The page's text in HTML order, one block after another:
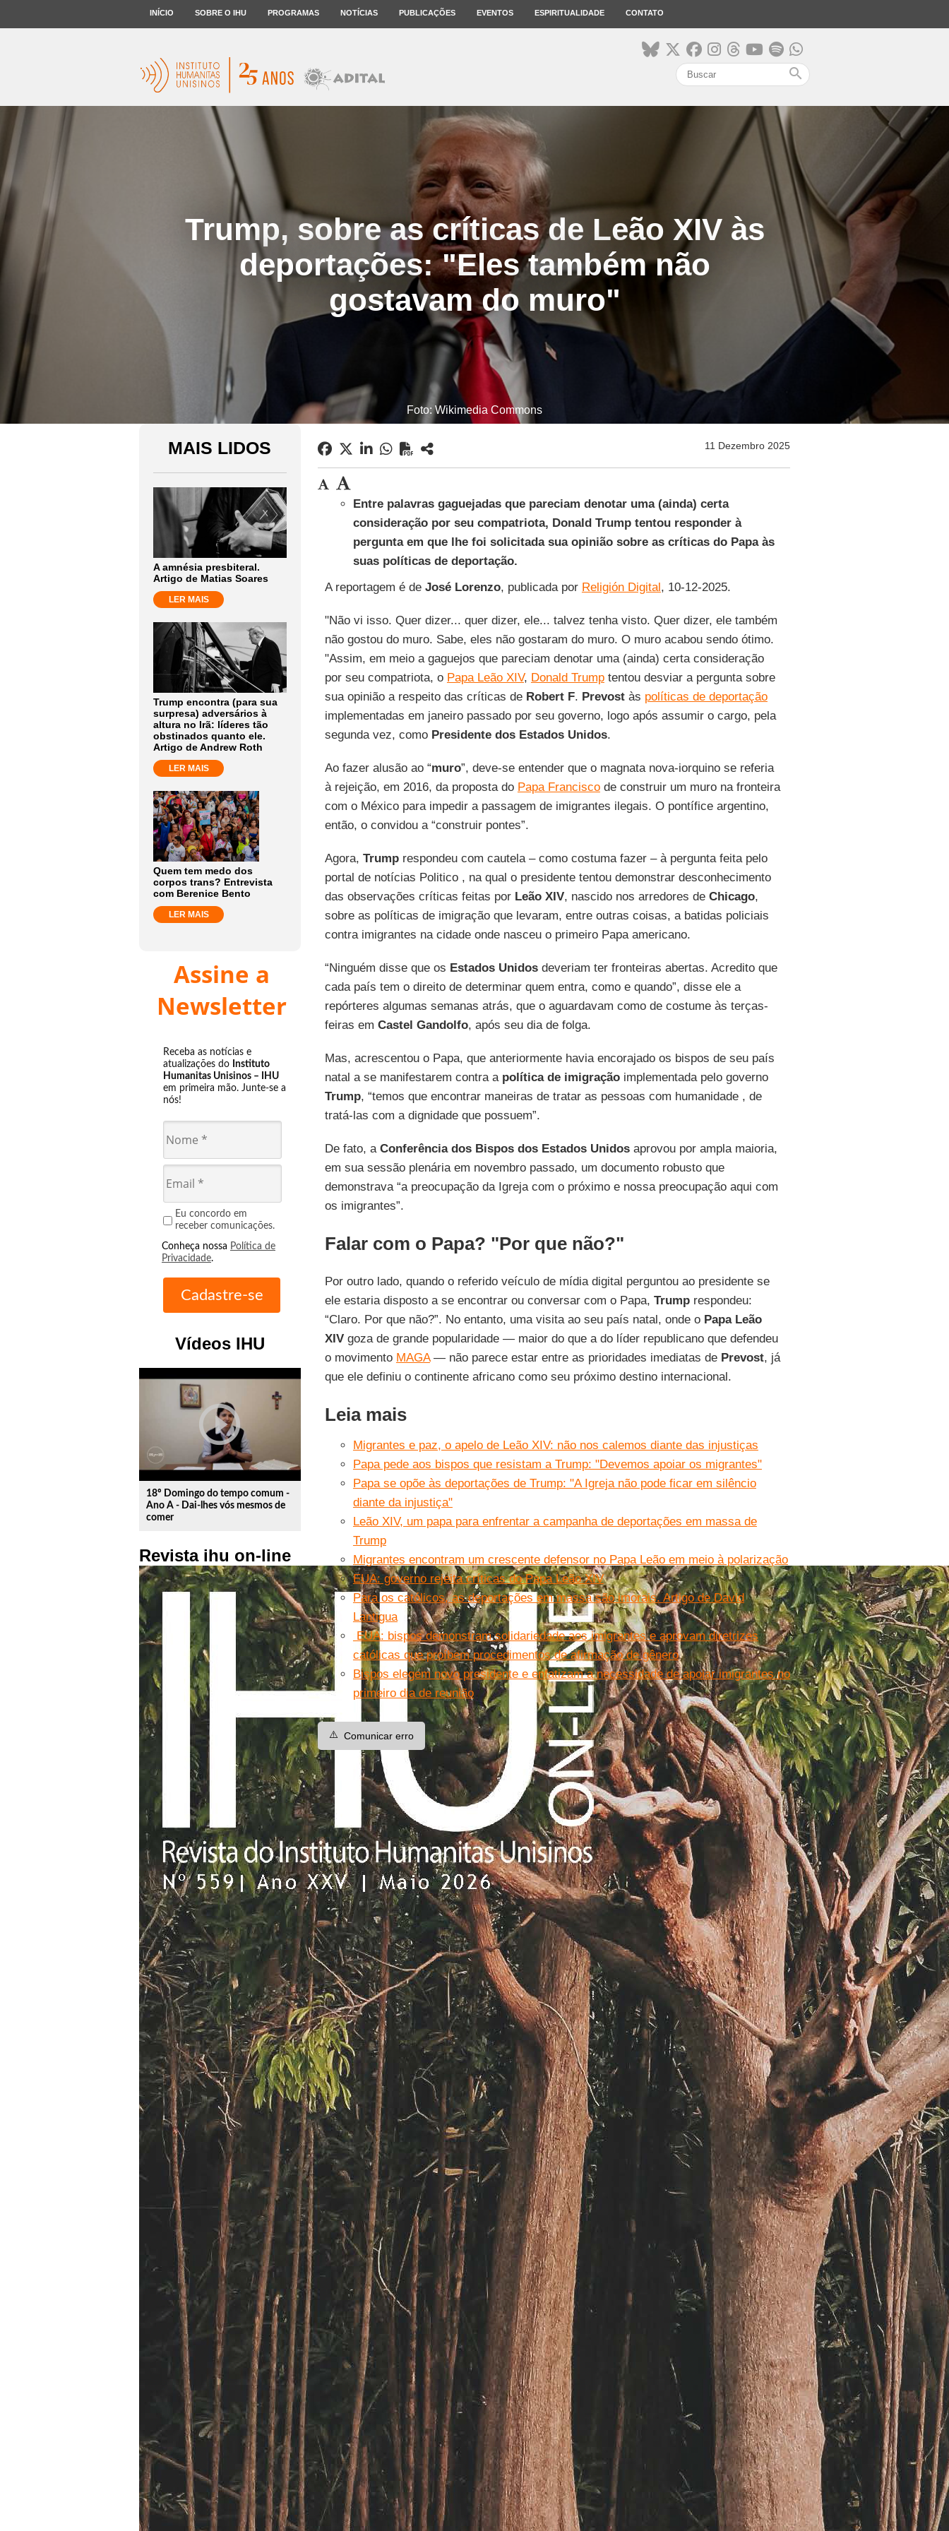
INÍCIO SOBRE O IHU PROGRAMAS NOTÍCIAS PUBLICAÇÕES EVENTOS ESPIRITUALIDADE CONTATO
search
Trump, sobre as críticas de Leão XIV às
deportações: "Eles também não
gostavam do muro"
Foto: Wikimedia Commons
MAIS LIDOS
A amnésia presbiteral.
Artigo de Matias Soares
LER MAIS
Trump encontra (para sua
surpresa) adversários à
altura no Irã: líderes tão
obstinados quanto ele.
Artigo de Andrew Roth
LER MAIS
Quem tem medo dos
corpos trans? Entrevista
com Berenice Bento
LER MAIS
Assine a
Newsletter
Receba as notícias e
atualizações do Instituto
Humanitas Unisinos – IHU
em primeira mão. Junte-se a
nós!
Eu concordo em
receber comunicações.
Conheça nossa Política de
Privacidade.
Vídeos IHU
play_circle_outline
18º Domingo do tempo comum -
Ano A - Dai-lhes vós mesmos de
comer
Revista ihu on-line
11 Dezembro 2025
Entre palavras gaguejadas que pareciam denotar uma (ainda) certa
consideração por seu compatriota, Donald Trump tentou responder à
pergunta em que lhe foi solicitada sua opinião sobre as críticas do Papa às
suas políticas de deportação.
A reportagem é de José Lorenzo, publicada por Religión Digital, 10-12-2025.
"Não vi isso. Quer dizer... quer dizer, ele... talvez tenha visto. Quer dizer, ele também
não gostou do muro. Sabe, eles não gostaram do muro. O muro acabou sendo ótimo.
"Assim, em meio a gaguejos que pareciam denotar uma (ainda) certa consideração
por seu compatriota, o Papa Leão XIV, Donald Trumptentou desviar a pergunta sobre
sua opinião a respeito das críticas de Robert F. Prevostàs políticas de deportação
implementadas em janeiro passado por seu governo, logo após assumir o cargo, pela
segunda vez, comoPresidente dos Estados Unidos.
Ao fazer alusão ao “muro”, deve-se entender que o magnata nova-iorquino se referia
à rejeição, em 2016, da proposta do Papa Franciscode construir um muro na fronteira
com o México para impedir a passagem de imigrantes ilegais. O pontífice argentino,
então, o convidou a “construir pontes”.
Agora, Trumprespondeu com cautela – como costuma fazer – à pergunta feita pelo
portal de notícias Politico , na qual o presidente tentou demonstrar desconhecimento
das observações críticas feitas por Leão XIV, nascido nos arredores de Chicago,
sobre as políticas de imigração que levaram, entre outras coisas, a batidas policiais
contra imigrantes na cidade onde nasceu o primeiro Papa americano.
“Ninguém disse que os Estados Unidosdeveriam ter fronteiras abertas. Acredito que
cada país tem o direito de determinar quem entra, como e quando”, disse ele a
repórteres algumas semanas atrás, que o aguardavam como de costume às terças-
feiras em Castel Gandolfo, após seu dia de folga.
Mas, acrescentou o Papa, que anteriormente havia encorajado os bispos de seu país
natal a se manifestarem contra a política de imigraçãoimplementada pelo governo
Trump, “temos que encontrar maneiras de tratar as pessoas com humanidade , de
tratá-las com a dignidade que possuem”.
De fato, a Conferência dos Bispos dos Estados Unidosaprovou por ampla maioria,
em sua sessão plenária em novembro passado, um documento robusto que
demonstrava “a preocupação da Igreja com o próximo e nossa preocupação aqui com
os imigrantes”.
Falar com o Papa? "Por que não?"
Por outro lado, quando o referido veículo de mídia digital perguntou ao presidente se
ele estaria disposto a se encontrar ou conversar com o Papa, Trumprespondeu:
“Claro. Por que não?”. No entanto, uma visita ao seu país natal, onde o Papa Leão
XIVgoza de grande popularidade — maior do que a do líder republicano que defendeu
o movimento MAGA— não parece estar entre as prioridades imediatas de Prevost, já
que ele definiu o continente africano como seu próximo destino internacional.
Leia mais
Migrantes e paz, o apelo de Leão XIV: não nos calemos diante das injustiças
Papa pede aos bispos que resistam a Trump: "Devemos apoiar os migrantes"
Papa se opõe às deportações de Trump: "A Igreja não pode ficar em silêncio
diante da injustiça"
Leão XIV, um papa para enfrentar a campanha de deportações em massa de
Trump
Migrantes encontram um crescente defensor no Papa Leão em meio à polarização
EUA: governo rejeita críticas do Papa Leão XIV
Para os católicos, as deportações em massa são imorais. Artigo de David
Lantigua
EUA: bispos demonstram solidariedade aos imigrantes e aprovam diretrizes
católicas que proíbem procedimentos de afirmação de gênero
Bispos elegem novo presidente e enfatizam a necessidade de apoiar imigrantes no
primeiro dia de reunião
⚠️ Comunicar erro